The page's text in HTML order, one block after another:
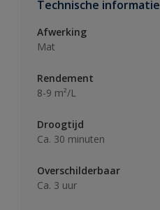
Technische informatie
Afwerking
Mat
Rendement
8-9 m²/L
Droogtijd
Ca. 30 minuten
Overschilderbaar
Ca. 3 uur